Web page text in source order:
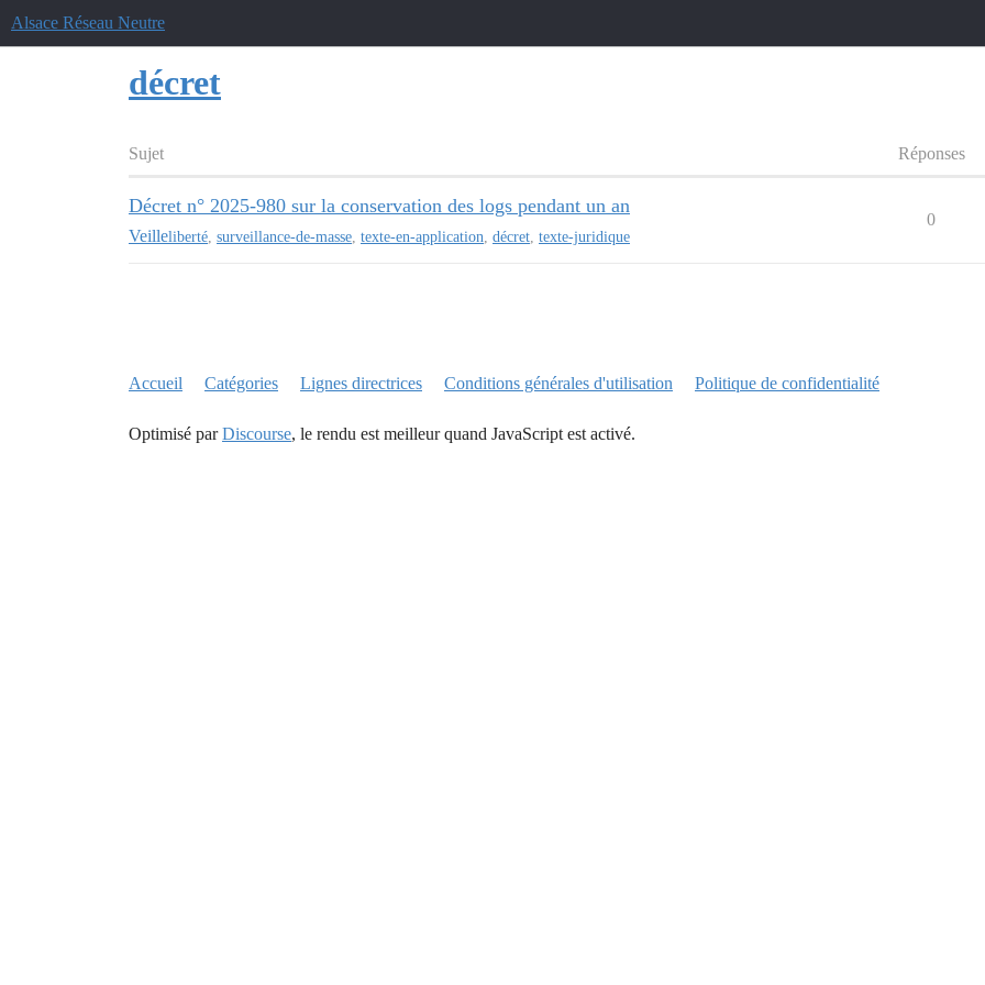
Alsace Réseau Neutre
décret
Sujet Réponses
Décret n° 2025-980 sur la conservation des logs pendant un an
Veilleliberté surveillance-de-masse texte-en-application décret texte-juridique
0
Accueil Catégories Lignes directrices Conditions générales d'utilisation Politique de confidentialité
Optimisé parDiscourse, le rendu est meilleur quand JavaScript est activé.